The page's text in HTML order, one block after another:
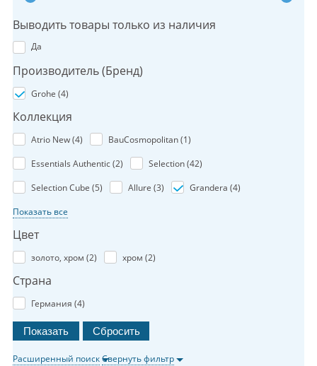
Выводить товары только из наличия
Да
Производитель (Бренд)
Grohe (4)
Коллекция
Atrio New (4) BauCosmopolitan (1)
Essentials Authentic (2) Selection (42)
Selection Cube (5) Allure (3) Grandera (4)
Показать все
Цвет
золото, хром (2) хром (2)
Страна
Германия (4)
Расширенный поискСвернуть фильтр